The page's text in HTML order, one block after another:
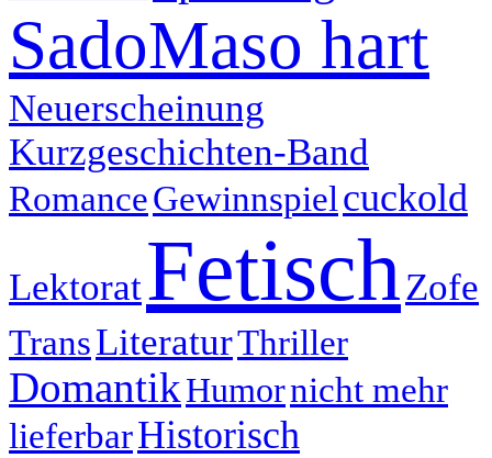
SadoMaso hart
Neuerscheinung
Kurzgeschichten-Band
RomanceGewinnspiel cuckold
LektoratFetischZofe
TransLiteraturThriller
DomantikHumornicht mehr
lieferbarHistorisch